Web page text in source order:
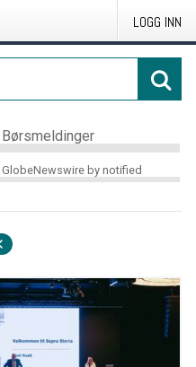
LOGG INN
Børsmeldinger
GlobeNewswire by notified